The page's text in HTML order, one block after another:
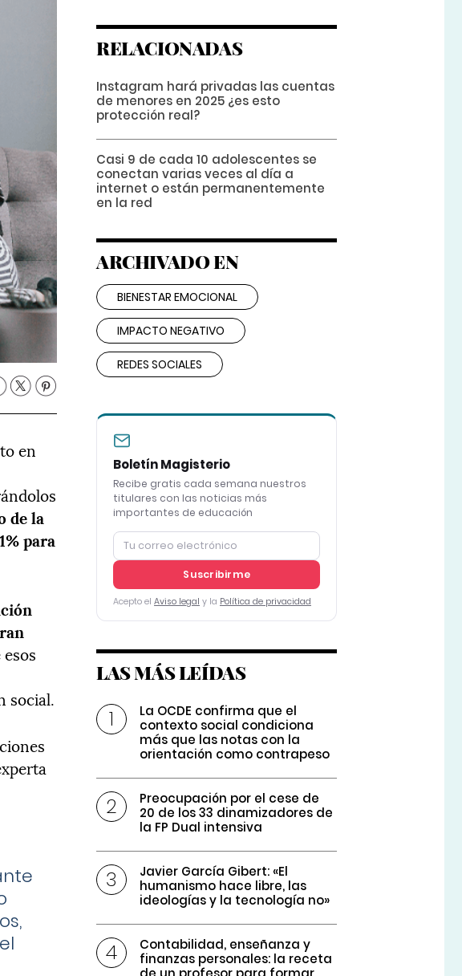
en
de la
para
social.
RELACIONADAS
Instagram hará privadas las cuentas
de menores en 2025 ¿es esto
protección real?
Casi 9 de cada 10 adolescentes se
conectan varias veces al día a
internet o están permanentemente
en la red
ARCHIVADO EN
BIENESTAR EMOCIONAL
IMPACTO NEGATIVO
REDES SOCIALES
Boletín Magisterio
Recibe gratis cada semana nuestros
titulares con las noticias más
importantes de educación
Suscribirme
Acepto el Aviso legal y la Política de privacidad
LAS MÁS LEÍDAS
La OCDE confirma que el
contexto social condiciona
más que las notas con la
orientación como contrapeso
Preocupación por el cese de
20 de los 33 dinamizadores de
la FP Dual intensiva
Javier García Gibert: «El
humanismo hace libre, las
ideologías y la tecnología no»
Contabilidad, enseñanza y
finanzas personales: la receta